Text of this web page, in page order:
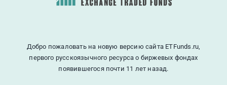
Добро пожаловать на новую версию сайта ETFunds.ru,
первого русскоязычного ресурса о биржевых фондах
появившегося почти 11 лет назад.